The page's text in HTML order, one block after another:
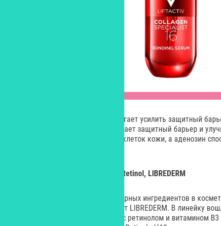
Рекомбинантный коллаген помогает усилить защитный
успокаивает кожу, восстанавливает защитный барьер и
Hepes стимулирует обновление клеток кожи, а аденозин
Антивозрастная линия средств Retinol, LIBREDERM
Ретинол – один из самых популярных ингредиентов в
антивозрастной линии средств от LIBREDERM. В линейку
сыворотка Retinol B3 Serum pro с ретинолом и витамином